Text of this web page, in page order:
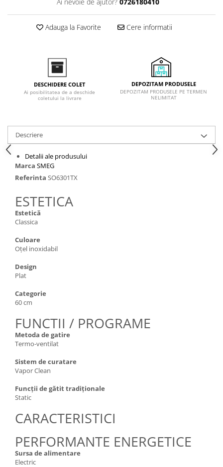
Plite cu hota integrata
Adauga la Favorite Cere informatii
DESCHIDERE COLET
Ai posibilitatea de a deschide
coletului la livrare
DEPOZITAM PRODUSELE
DEPOZITAM PRODUSELE PE TERMEN
NELIMITAT
Descriere
Detalii ale produsului
Marca SMEG
Referinta SO6301TX
ESTETICA
Estetică
Classica
Culoare
Oțel inoxidabil
Design
Plat
Categorie
60 cm
FUNCTII / PROGRAME
Metoda de gatire
Termo-ventilat
Sistem de curatare
Vapor Clean
Funcții de gătit tradiționale
Static
CARACTERISTICI
PERFORMANTE ENERGETICE
Sursa de alimentare
Electric